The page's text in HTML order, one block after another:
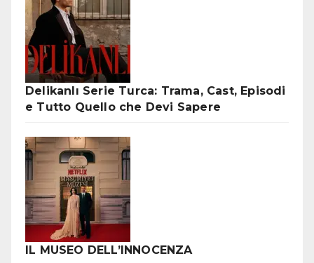
Delikanlı Serie Turca: Trama, Cast, Episodi
e Tutto Quello che Devi Sapere
IL MUSEO DELL’INNOCENZA